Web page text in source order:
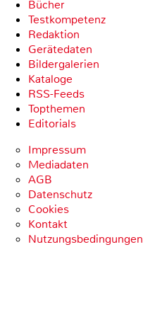
Bücher
Testkompetenz
Redaktion
Gerätedaten
Bildergalerien
Kataloge
RSS-Feeds
Topthemen
Editorials
Impressum
Mediadaten
AGB
Datenschutz
Cookies
Kontakt
Nutzungsbedingungen